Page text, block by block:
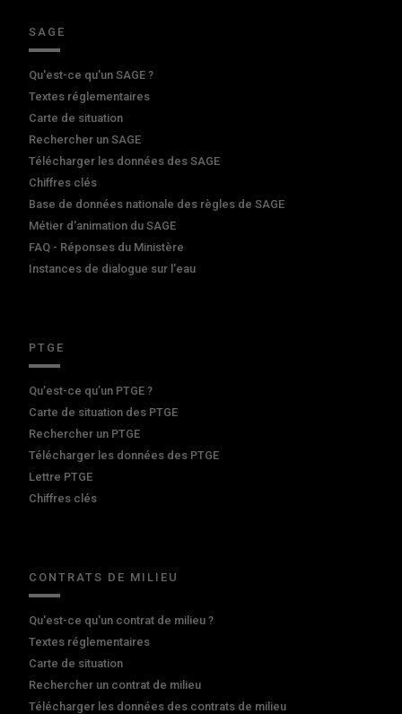
SAGE
Qu'est-ce qu'un SAGE ?
Textes réglementaires
Carte de situation
Rechercher un SAGE
Télécharger les données des SAGE
Chiffres clés
Base de données nationale des règles de SAGE
Métier d'animation du SAGE
FAQ - Réponses du Ministère
Instances de dialogue sur l'eau
PTGE
Qu’est-ce qu’un PTGE ?
Carte de situation des PTGE
Rechercher un PTGE
Télécharger les données des PTGE
Lettre PTGE
Chiffres clés
CONTRATS DE MILIEU
Qu'est-ce qu'un contrat de milieu ?
Textes réglementaires
Carte de situation
Rechercher un contrat de milieu
Télécharger les données des contrats de milieu